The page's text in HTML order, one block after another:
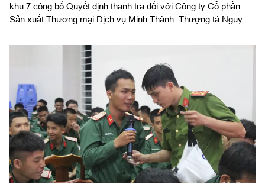
khu 7 công bố Quyết định thanh tra đối với Công ty Cổ phần
Sản xuất Thương mại Dịch vụ Minh Thành. Thượng tá Nguyễn
nghị.